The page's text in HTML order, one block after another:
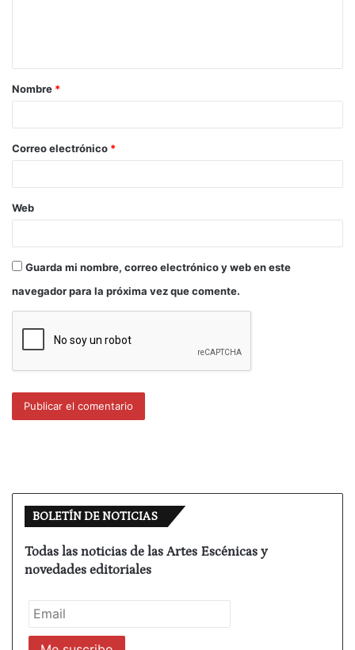
Tiempos mezquinos
Nombre *
Correo electrónico *
Web
Guarda mi nombre, correo electrónico y web en este
navegador para la próxima vez que comente.
BOLETÍN DE NOTICIAS
Todas las noticias de las Artes Escénicas y
novedades editoriales